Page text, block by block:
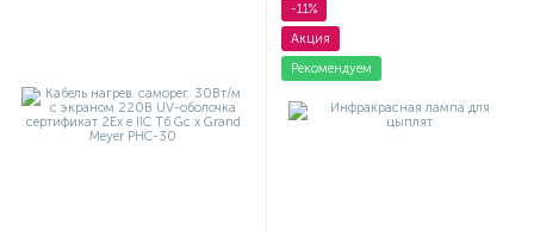
-11%
Акция
Рекомендуем